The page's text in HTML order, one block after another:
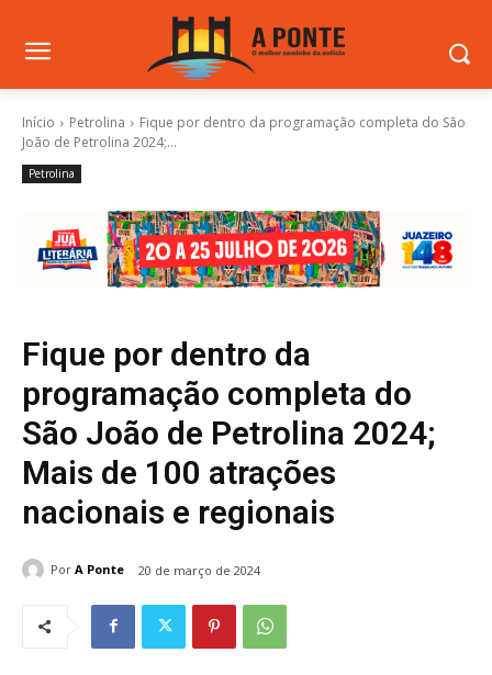
Início Petrolina
Fique por dentro da programação completa do São
João de Petrolina 2024;...
Petrolina
Fique por dentro da
programação completa do
São João de Petrolina 2024;
Mais de 100 atrações
nacionais e regionais
Por A Ponte 20 de março de 2024